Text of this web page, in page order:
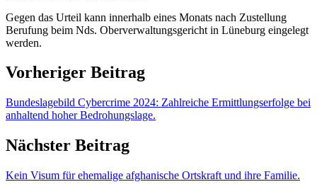
Gegen das Urteil kann innerhalb eines Monats nach Zustellung
Berufung beim Nds. Oberverwaltungsgericht in Lüneburg eingelegt
werden.
Vorheriger Beitrag
Bundeslagebild Cybercrime 2024: Zahlreiche Ermittlungserfolge bei
anhaltend hoher Bedrohungslage.
Nächster Beitrag
Kein Visum für ehemalige afghanische Ortskraft und ihre Familie.